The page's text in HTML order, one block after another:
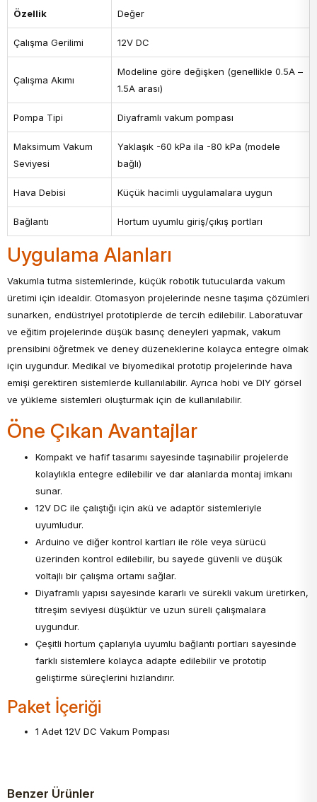
Özellik Değer
Çalışma Gerilimi 12V DC
Çalışma Akımı
Modeline göre değişken (genellikle 0.5A –
1.5A arası)
Pompa Tipi Diyaframlı vakum pompası
Maksimum Vakum
Seviyesi
Yaklaşık -60 kPa ila -80 kPa (modele
bağlı)
Hava Debisi Küçük hacimli uygulamalara uygun
Bağlantı Hortum uyumlu giriş/çıkış portları
Uygulama Alanları
Vakumla tutma sistemlerinde, küçük robotik tutucularda vakum
üretimi için idealdir. Otomasyon projelerinde nesne taşıma çözümleri
sunarken, endüstriyel prototiplerde de tercih edilebilir. Laboratuvar
ve eğitim projelerinde düşük basınç deneyleri yapmak, vakum
prensibini öğretmek ve deney düzeneklerine kolayca entegre olmak
için uygundur. Medikal ve biyomedikal prototip projelerinde hava
emişi gerektiren sistemlerde kullanılabilir. Ayrıca hobi ve DIY görsel
ve yükleme sistemleri oluşturmak için de kullanılabilir.
Öne Çıkan Avantajlar
Kompakt ve hafif tasarımı sayesinde taşınabilir projelerde
kolaylıkla entegre edilebilir ve dar alanlarda montaj imkanı
sunar.
12V DC ile çalıştığı için akü ve adaptör sistemleriyle
uyumludur.
Arduino ve diğer kontrol kartları ile röle veya sürücü
üzerinden kontrol edilebilir, bu sayede güvenli ve düşük
voltajlı bir çalışma ortamı sağlar.
Diyaframlı yapısı sayesinde kararlı ve sürekli vakum üretirken,
titreşim seviyesi düşüktür ve uzun süreli çalışmalara
uygundur.
Çeşitli hortum çaplarıyla uyumlu bağlantı portları sayesinde
farklı sistemlere kolayca adapte edilebilir ve prototip
geliştirme süreçlerini hızlandırır.
Paket İçeriği
1 Adet 12V DC Vakum Pompası
Benzer Ürünler